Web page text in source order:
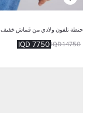
جنطة تلفون ولادي من قماش خفيف
7750 IQD 14750 IQD